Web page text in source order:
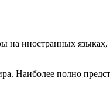
на иностранных
Наиболее полно